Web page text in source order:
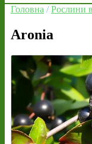
Головна /Рослини
Aronia